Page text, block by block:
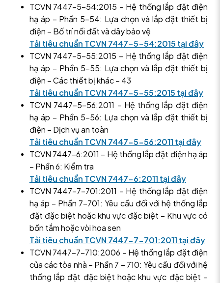
TCVN 7447-5-54:2015 – Hệ thống lắp đặt điện
hạ áp – Phần 5-54: Lựa chọn và lắp đặt thiết bị
điện – Bố trí nối đất và dây bảo vệ
Tải tiêu chuẩn TCVN 7447-5-54:2015 tại đây
TCVN 7447-5-55:2015 – Hệ thống lắp đặt điện
hạ áp – Phần 5-55: Lựa chọn và lắp đặt thiết bị
điện – Các thiết bị khác – 43
Tải tiêu chuẩn TCVN 7447-5-55:2015 tại đây
TCVN 7447-5-56:2011 – Hệ thống lắp đặt điện
hạ áp – Phần 5-56: Lựa chọn và lắp đặt thiết bị
điện – Dịch vụ an toàn
Tải tiêu chuẩn TCVN 7447-5-56:2011 tại đây
TCVN 7447-6:2011 – Hệ thống lắp đặt điện hạ áp
– Phần 6: Kiểm tra
Tải tiêu chuẩn TCVN 7447-6:2011 tại đây
TCVN 7447-7-701:2011 – Hệ thống lắp đặt điện
hạ áp – Phần 7-701: Yêu cầu đối với hệ thống lắp
đặt đặc biệt hoặc khu vực đặc biệt – Khu vực có
bồn tắm hoặc vòi hoa sen
Tải tiêu chuẩn TCVN 7447-7-701:2011 tại đây
TCVN 7447-7-710:2006 – Hệ thống lắp đặt điện
của các tòa nhà – Phần 7 – 710: Yêu cầu đối với hệ
thống lắp đặt đặc biệt hoặc khu vực đặc biệt –